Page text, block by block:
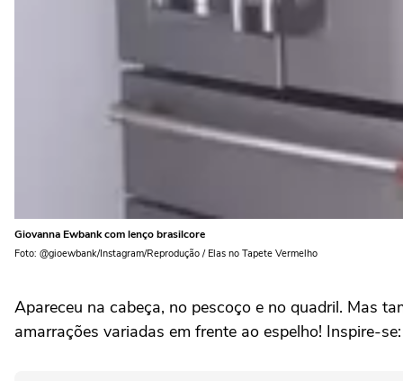
Giovanna Ewbank com lenço brasilcore
Foto: @gioewbank/Instagram/Reprodução / Elas no Tapete Vermelho
Apareceu na cabeça, no pescoço e no quadril. Mas
amarrações variadas em frente ao espelho! Inspire-se: